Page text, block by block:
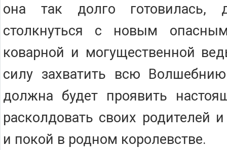
она так долго готовилась,
столкнуться с новым
коварной и могущественной
силу захватить всю
должна будет проявить
расколдовать своих родителей
и покой в родном королевстве.